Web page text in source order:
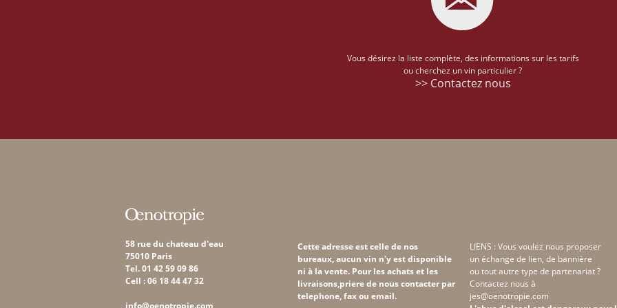
Vous désirez la liste complète, des informations sur les tarifs
ou cherchez un vin particulier ?
>> Contactez nous
58 rue du chateau d'eau
75010 Paris
Tel. 01 42 59 09 86
Cell : 06 18 44 47 32
info@oenotropie.com
Cette adresse est celle de nos
bureaux, aucun vin n'y est disponible
ni à la vente. Pour les achats et les
livraisons,priere de nous contacter par
telephone, fax ou email.
LIENS : Vous voulez nous proposer
un échange de lien, de bannière
ou tout autre type de partenariat ?
Contactez nous à
jes@oenotropie.com